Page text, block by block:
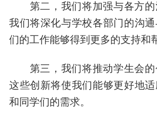
第二，我们将加强与各方的
我们将深化与学校各部门的沟
们的工作能够得到更多的支持和
第三，我们将推动学生会的
这些创新将使我们能够更好地
和同学们的需求。